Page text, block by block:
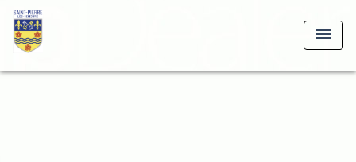
UA-77140-7
menu